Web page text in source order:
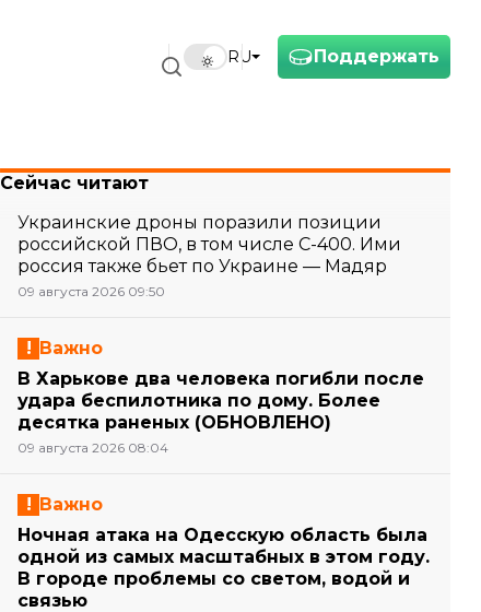
Поддержать
RU
Сейчас читают
Украинские дроны поразили позиции
российской ПВО, в том числе С-400. Ими
россия также бьет по Украине — Мадяр
09 августа 2026 09:50
Важно
В Харькове два человека погибли после
удара беспилотника по дому. Более
десятка раненых (ОБНОВЛЕНО)
09 августа 2026 08:04
Важно
Ночная атака на Одесскую область была
одной из самых масштабных в этом году.
В городе проблемы со светом, водой и
связью